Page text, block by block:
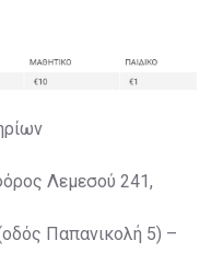
Λεμεσού 241,
Παπανικολή 5) –